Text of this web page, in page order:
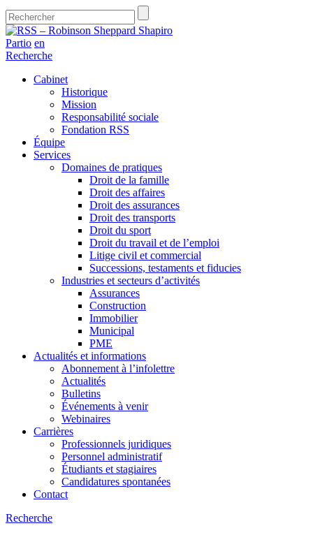
Partio en
Recherche
Cabinet
Historique
Mission
Responsabilité sociale
Fondation RSS
Équipe
Services
Domaines de pratiques
Droit de la famille
Droit des affaires
Droit des assurances
Droit des transports
Droit du sport
Droit du travail et de l’emploi
Litige civil et commercial
Successions, testaments et fiducies
Industries et secteurs d’activités
Assurances
Construction
Immobilier
Municipal
PME
Actualités et informations
Abonnement à l’infolettre
Actualités
Bulletins
Événements à venir
Webinaires
Carrières
Professionnels juridiques
Personnel administratif
Étudiants et stagiaires
Candidatures spontanées
Contact
Recherche